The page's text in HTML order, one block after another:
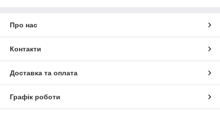
Про нас
Контакти
Доставка та оплата
Графік роботи